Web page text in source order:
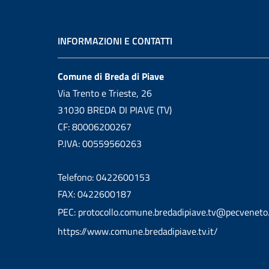
INFORMAZIONI E CONTATTI
Comune di Breda di Piave
Via Trento e Trieste, 26
31030 BREDA DI PIAVE (TV)
CF: 80006200267
P.IVA: 00559560263
Telefono: 0422600153
FAX: 0422600187
PEC:
https://www.comune.bredadipiave.tv.it/